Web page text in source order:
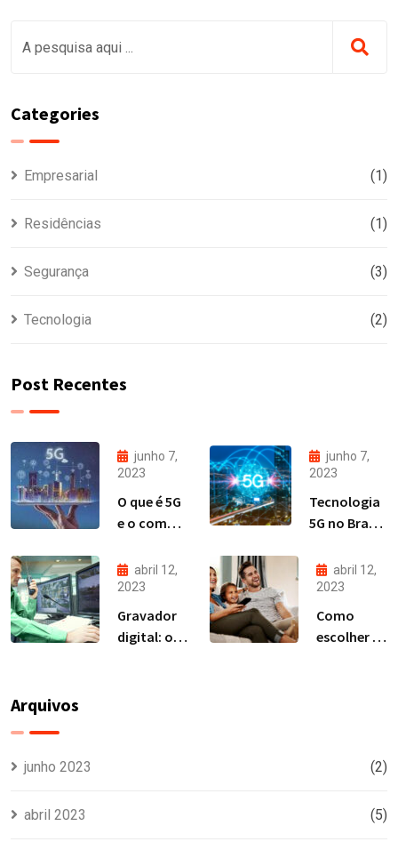
Categories
Empresarial (1)
Residências (1)
Segurança (3)
Tecnologia (2)
Post Recentes
junho 7,
2023
O que é 5G
e o como a
vai mudar
a nossa
vida?
junho 7,
2023
Tecnologia
5G no Brasil:
para os
provedores?
abril 12,
2023
Gravador
digital: o
abril 12,
2023
Como
escolher a
Arquivos
junho 2023 (2)
abril 2023 (5)